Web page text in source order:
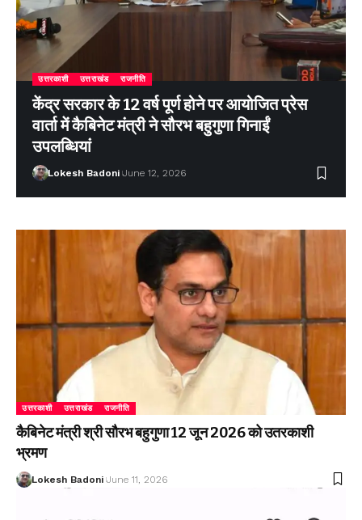
उत्तरकाशी उत्तराखंड राजनीति
केंद्र सरकार के 12 वर्ष पूर्ण होने पर आयोजित प्रेस
वार्ता में कैबिनेट मंत्री ने सौरभ बहुगुणा गिनाईं
उपलब्धियां
Lokesh Badoni June 12, 2026
उत्तरकाशी उत्तराखंड राजनीति
कैबिनेट मंत्री श्री सौरभ बहुगुणा 12 जून 2026 को उतरकाशी
भ्रमण
Lokesh Badoni June 11, 2026